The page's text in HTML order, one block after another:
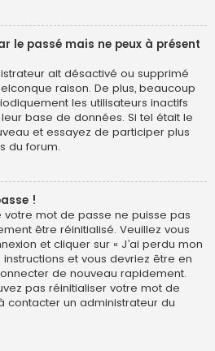
le passé mais ne peux à présent
ait désactivé ou supprimé
raison. De plus, beaucoup
les utilisateurs inactifs
base de données. Si tel était le
et essayez de participer plus
du forum.
!
mot de passe ne puisse pas
être réinitialisé. Veuillez vous
et cliquer sur « J’ai perdu mon
et vous devriez être en
de nouveau rapidement.
pas réinitialiser votre mot de
contacter un administrateur du